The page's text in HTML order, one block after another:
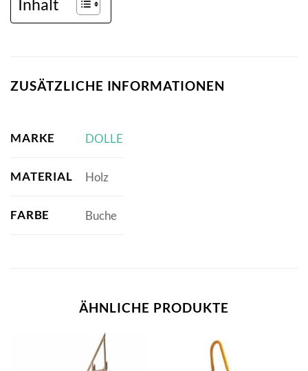
ZUSÄTZLICHE INFORMATIONEN
MARKE DOLLE
MATERIAL Holz
FARBE Buche
ÄHNLICHE PRODUKTE